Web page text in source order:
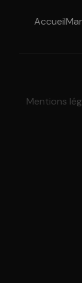
Accueil
Mentions